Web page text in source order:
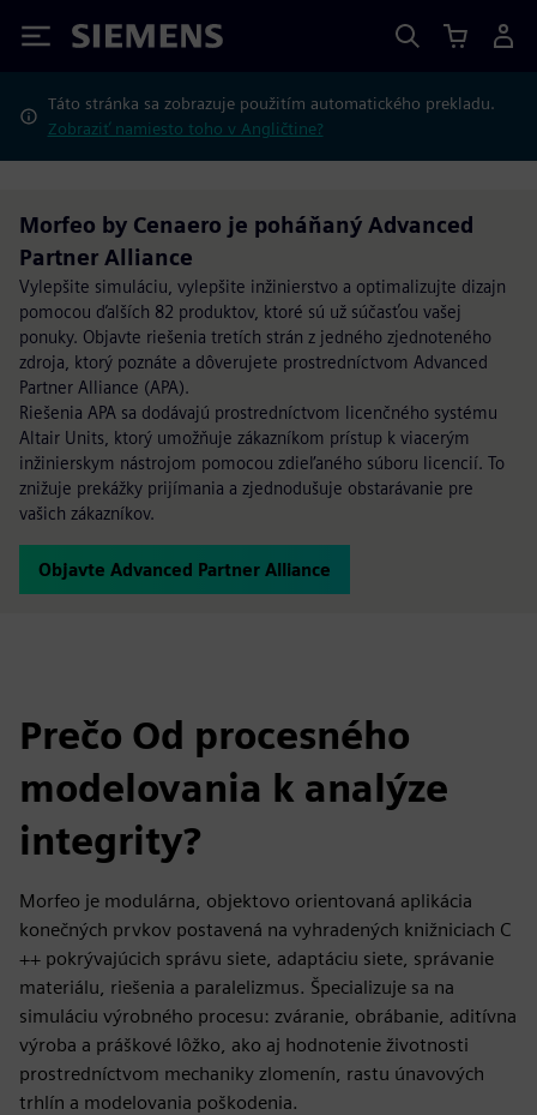
Siemens
Táto stránka sa zobrazuje použitím automatického prekladu.
Zobraziť namiesto toho v Angličtine?
Morfeo by Cenaero je poháňaný Advanced
Partner Alliance
Vylepšite simuláciu, vylepšite inžinierstvo a optimalizujte dizajn
pomocou ďalších 82 produktov, ktoré sú už súčasťou vašej
ponuky. Objavte riešenia tretích strán z jedného zjednoteného
zdroja, ktorý poznáte a dôverujete prostredníctvom Advanced
Partner Alliance (APA).
Riešenia APA sa dodávajú prostredníctvom licenčného systému
Altair Units, ktorý umožňuje zákazníkom prístup k viacerým
inžinierskym nástrojom pomocou zdieľaného súboru licencií. To
znižuje prekážky prijímania a zjednodušuje obstarávanie pre
vašich zákazníkov.
Objavte Advanced Partner Alliance
Prečo Od procesného
modelovania k analýze
integrity?
Morfeo je modulárna, objektovo orientovaná aplikácia
konečných prvkov postavená na vyhradených knižniciach C
++ pokrývajúcich správu siete, adaptáciu siete, správanie
materiálu, riešenia a paralelizmus. Špecializuje sa na
simuláciu výrobného procesu: zváranie, obrábanie, aditívna
výroba a práškové lôžko, ako aj hodnotenie životnosti
prostredníctvom mechaniky zlomenín, rastu únavových
trhlín a modelovania poškodenia.